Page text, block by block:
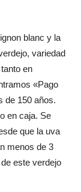
blanc y la
variedad
en
«Pago
de 150 años.
en caja. Se
que la uva
menos de 3
este verdejo